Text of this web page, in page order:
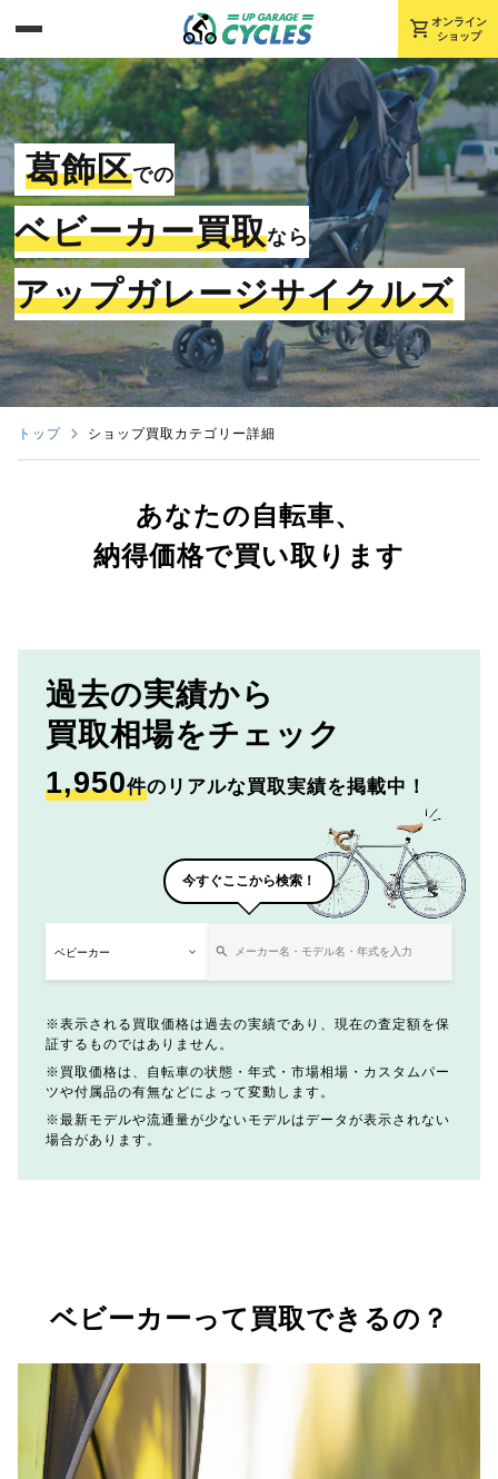
shopping_cart オンライン
ショップ
葛飾区での
ベビーカー買取なら
アップガレージサイクルズ
トップ ショップ買取カテゴリー詳細
あなたの自転車、
納得価格で買い取ります
過去の実績から
買取相場をチェック
1,950件のリアルな買取実績を掲載中！
今すぐここから検索！
表示される買取価格は過去の実績であり、現在の査定額を保
証するものではありません。
買取価格は、自転車の状態・年式・市場相場・カスタムパー
ツや付属品の有無などによって変動します。
最新モデルや流通量が少ないモデルはデータが表示されない
場合があります。
ベビーカーって買取できるの？